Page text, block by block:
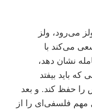
می‌رود، ولز
می‌کند با
نشان دهد،
باید بیفتد
حفظ کند. و بعد
فلسفی‌ای را از